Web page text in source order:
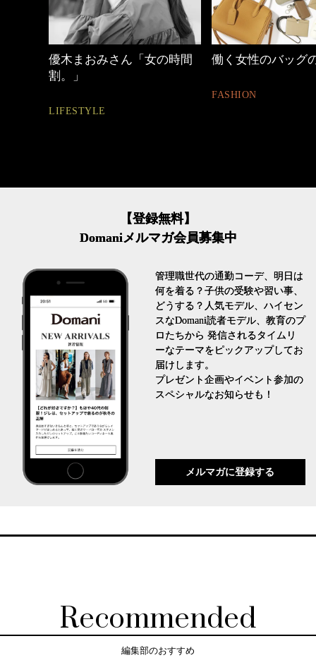
働く女性のバッグの中身 40代の小顔メイク
BEAUTY
【登録無料】
Domaniメルマガ会員募集中
管理職世代の通勤コーデ、明日は
何を着る？子供の受験や習い事、
どうする？人気モデル、ハイセン
スなDomani読者モデル、教育のプ
ロたちから 発信されるタイムリ
ーなテーマをピックアップしてお
届けします。
プレゼント企画やイベント参加の
スペシャルなお知らせも！
メルマガに登録する
Recommended
編集部のおすすめ